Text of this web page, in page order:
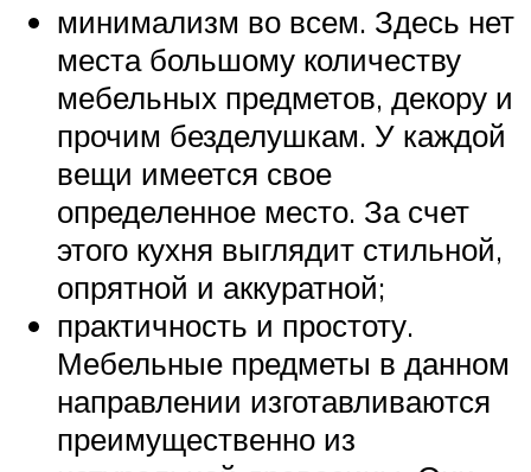
минимализм во всем. Здесь нет
места большому количеству
мебельных предметов, декору и
прочим безделушкам. У каждой
вещи имеется свое
определенное место. За счет
этого кухня выглядит стильной,
опрятной и аккуратной;
практичность и простоту.
Мебельные предметы в данном
направлении изготавливаются
преимущественно из